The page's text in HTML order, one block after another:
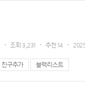
조회3,231 추천14
친구추가 블랙리스트